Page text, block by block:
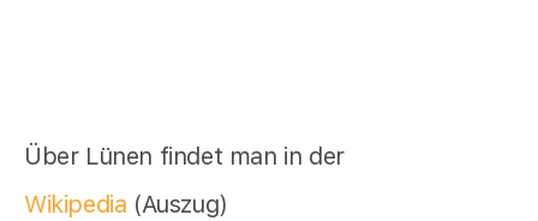
Über Lünen findet man in der
Wikipedia (Auszug)